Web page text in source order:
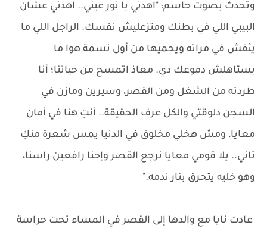
وتحدث بصوت حاسم: "اهدئي يا نور عيني.. اهدئي عشان
البيبي اللي في بطنك ومتزعليش نفسك. الراجل اللي ما
يثقش في مراته ويحميها من أول نسمة هوا ما
يستاهلش دموعك دي. معاذ اتمسح من حياتنا؛ أنا
طردته من الشغل ومن القصر، وسيرين ومازن في
السجن دلوقتي والكل عرف الحقيقة.. أنتِ هنا في أمان
معايا، ومش هخلي مخلوق في الدنيا يمس شعرة منكِ
تاني.. يلا قومي معايا نرجع القصر وإحنا رافعين راسنا،
وهو خليه يتحرق بنار ندمه."
عادت نايا مع والدها إلى القصر في المساء تحت حراسة